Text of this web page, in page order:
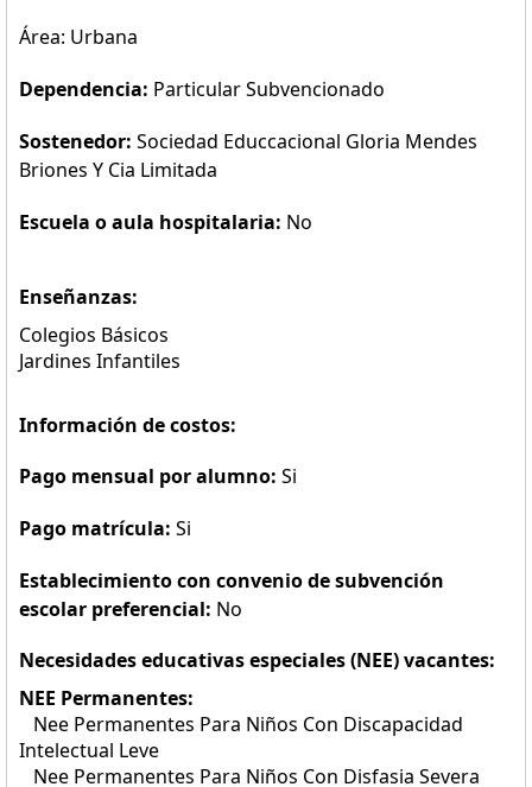
Área: Urbana
Dependencia: Particular Subvencionado
Sostenedor: Sociedad Educcacional Gloria Mendes
Briones Y Cia Limitada
Escuela o aula hospitalaria: No
Enseñanzas:
Colegios Básicos
Jardines Infantiles
Información de costos:
Pago mensual por alumno: Si
Pago matrícula: Si
Establecimiento con convenio de subvención
escolar preferencial: No
Necesidades educativas especiales (NEE) vacantes:
NEE Permanentes:
Nee Permanentes Para Niños Con Discapacidad
Intelectual Leve
Nee Permanentes Para Niños Con Disfasia Severa